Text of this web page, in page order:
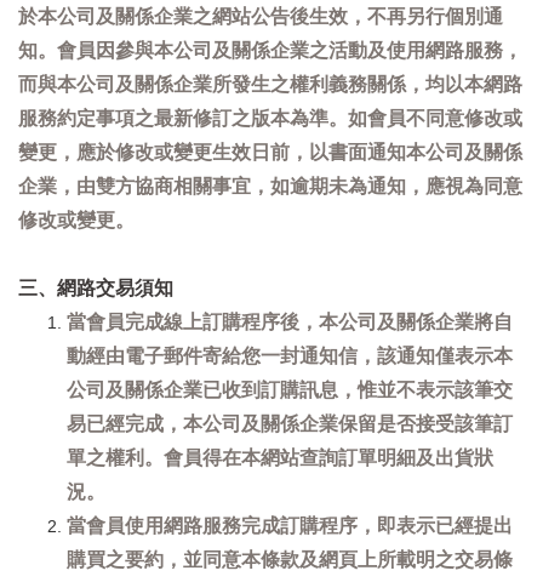
於本公司及關係企業之網站公告後生效，不再另行個別通
知。會員因參與本公司及關係企業之活動及使用網路服務，
而與本公司及關係企業所發生之權利義務關係，均以本網路
服務約定事項之最新修訂之版本為準。如會員不同意修改或
變更，應於修改或變更生效日前，以書面通知本公司及關係
企業，由雙方協商相關事宜，如逾期未為通知，應視為同意
修改或變更。
三、網路交易須知
當會員完成線上訂購程序後，本公司及關係企業將自
動經由電子郵件寄給您一封通知信，該通知僅表示本
公司及關係企業已收到訂購訊息，惟並不表示該筆交
易已經完成，本公司及關係企業保留是否接受該筆訂
單之權利。會員得在本網站查詢訂單明細及出貨狀
況。
當會員使用網路服務完成訂購程序，即表示已經提出
購買之要約，並同意本條款及網頁上所載明之交易條